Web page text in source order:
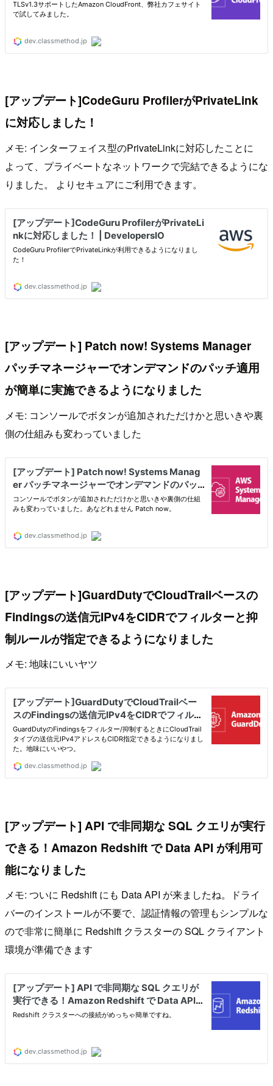
[アップデート]CodeGuru ProfilerがPrivateLink
に対応しました！
メモ: インターフェイス型のPrivateLinkに対応したことに
よって、プライベートなネットワークで完結できるようにな
りました。 よりセキュアにご利用できます。
[アップデート] Patch now! Systems Manager
パッチマネージャーでオンデマンドのパッチ適用
が簡単に実施できるようになりました
メモ: コンソールでボタンが追加されただけかと思いきや裏
側の仕組みも変わっていました
[アップデート]GuardDutyでCloudTrailベースの
Findingsの送信元IPv4をCIDRでフィルターと抑
制ルールが指定できるようになりました
メモ: 地味にいいヤツ
[アップデート] API で非同期な SQL クエリが実行
できる！Amazon Redshift で Data API が利用可
能になりました
メモ: ついに Redshift にも Data API が来ましたね。ドライ
バーのインストールが不要で、認証情報の管理もシンプルな
ので非常に簡単に Redshift クラスターの SQL クライアント
環境が準備できます